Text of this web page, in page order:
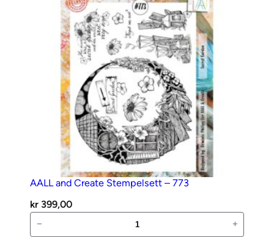
AALL and Create Stempelsett – 773
kr 399,00
and
− +